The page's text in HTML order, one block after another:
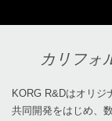
カリフォ
KORG R&Dはオリ
共同開発をはじめ、